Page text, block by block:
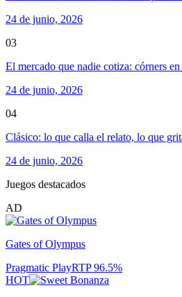
24 de junio, 2026
03
El mercado que nadie cotiza: córners
24 de junio, 2026
04
Clásico: lo que calla el relato, lo que
24 de junio, 2026
Juegos destacados
AD
Gates of Olympus
Pragmatic PlayRTP96.5%
HOT